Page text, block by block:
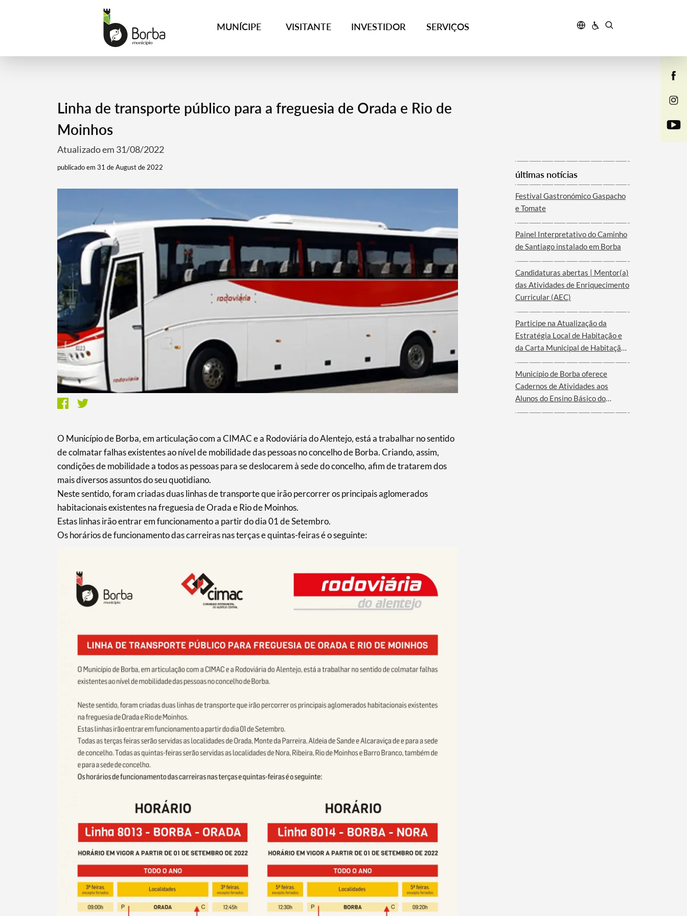
MUNÍCIPE VISITANTE INVESTIDOR SERVIÇOS
Termo de Pesquisa
Categorias gerais
Filtros
Linha de transporte público para a freguesia de Orada e Rio de
Moinhos
Atualizado em 31/08/2022
publicado em 31 de August de 2022
O Município de Borba, em articulação com a CIMAC e a Rodoviária do Alentejo, está a trabalhar no sentido
de colmatar falhas existentes ao nível de mobilidade das pessoas no concelho de Borba. Criando, assim,
condições de mobilidade a todos as pessoas para se deslocarem à sede do concelho, afim de tratarem dos
mais diversos assuntos do seu quotidiano.
Neste sentido, foram criadas duas linhas de transporte que irão percorrer os principais aglomerados
habitacionais existentes na freguesia de Orada e Rio de Moinhos.
Estas linhas irão entrar em funcionamento a partir do dia 01 de Setembro.
Os horários de funcionamento das carreiras nas terças e quintas-feiras é o seguinte:
últimas notícias
Festival Gastronómico Gaspacho
e Tomate
Painel Interpretativo do Caminho
de Santiago instalado em Borba
Candidaturas abertas | Mentor(a)
das Atividades de Enriquecimento
Curricular (AEC)
Participe na Atualização da
Estratégia Local de Habitação e
da Carta Municipal de Habitação
Município de Borba oferece
Cadernos de Atividades aos
Alunos do Ensino Básico do
Agrupamento de Escolas de Borba